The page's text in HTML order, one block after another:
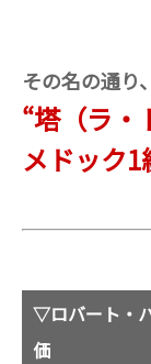
その名の通り
“塔（ラ・
メドック1
▽ロバート・
価